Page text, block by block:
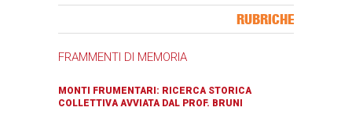
RUBRICHE
FRAMMENTI DI MEMORIA
MONTI FRUMENTARI: RICERCA STORICA
COLLETTIVA AVVIATA DAL PROF. BRUNI